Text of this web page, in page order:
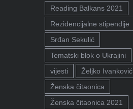
Reading Balkans 2021
Rezidencijalne stipendije
Srđan Sekulić
Tematski blok o Ukrajini
vijesti
Željko Ivanković
Ženska čitaonica
Ženska čitaonica 2021